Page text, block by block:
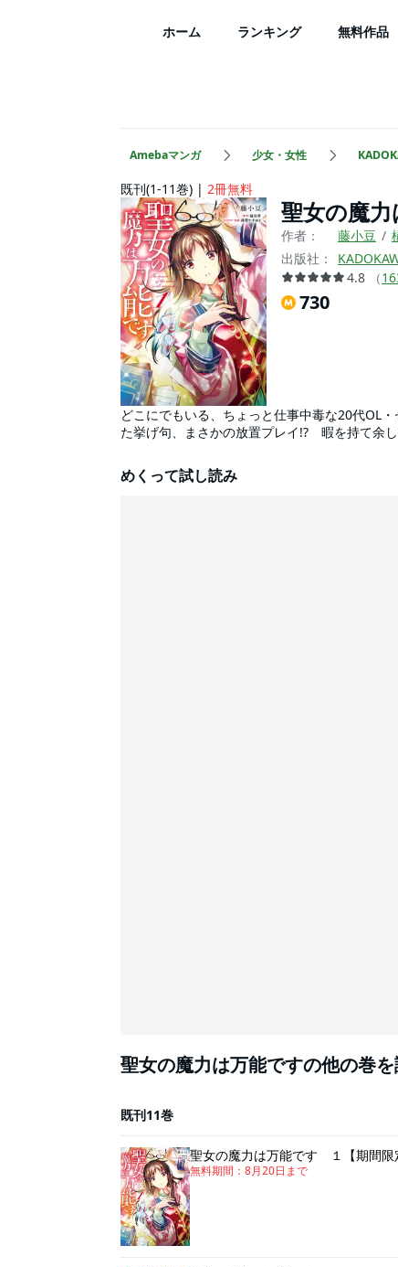
ホーム ランキング 無料作品
Amebaマンガ 少女・女性
既刊(1-11巻) 2冊無料
聖女の魔
作者： 藤小豆
出版社：
4.8
（
730
どこにでもいる、ちょっと仕事中毒な20代OL
た挙げ句、まさかの放置プレイ!? 暇を持て余
めくって試し読み
聖女の魔力は万能ですの他の巻
既刊11巻
聖女の魔力は万能です １【期間限
無料期間： 8月20日 まで